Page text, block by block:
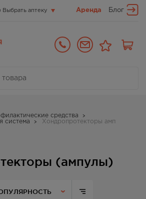
Выбрать аптеку Аренда Блог
средства
система
Хондропротекторы амп
(ампулы)